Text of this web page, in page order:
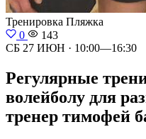
Тренировка Пляжка
0
143
СБ 27 ИЮН · 10:00—16:30
Регулярные
волейболу для
тренер тимофей